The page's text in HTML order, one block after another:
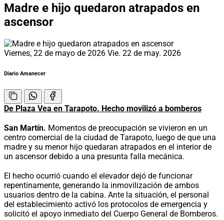
Madre e hijo quedaron atrapados en
ascensor
Viernes, 22 de mayo de 2026 Vie. 22 de may. 2026
Diario Amanecer
De Plaza Vea en Tarapoto. Hecho movilizó a bomberos
San Martín. Momentos de preocupación se vivieron en un
centro comercial de la ciudad de Tarapoto, luego de que una
madre y su menor hijo quedaran atrapados en el interior de
un ascensor debido a una presunta falla mecánica.
El hecho ocurrió cuando el elevador dejó de funcionar
repentinamente, generando la inmovilización de ambos
usuarios dentro de la cabina. Ante la situación, el personal
del establecimiento activó los protocolos de emergencia y
solicitó el apoyo inmediato del Cuerpo General de Bomberos.